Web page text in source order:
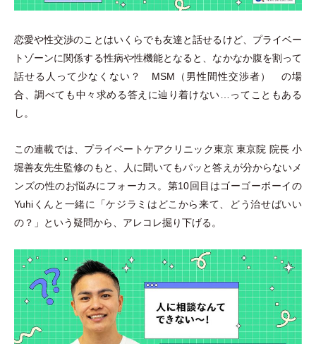
恋愛や性交渉のことはいくらでも友達と話せるけど、プライベー
トゾーンに関係する性病や性機能となると、なかなか腹を割って
話せる人って少なくない？ MSM （ 男性間性交渉者）
の場
合、調べても中々求める答えに辿り着けない…ってこともある
し。
この連載では、プライベートケアクリニック東京 東京院 院長 小
堀善友先生監修のもと、人に聞いてもパッと答えが分からないメ
ンズの性のお悩みにフォーカス。第10回目はゴーゴーボーイの
Yuhiくんと一緒に
「ケジラミはどこから来て、どう治せばいい
の？ 」 という疑問から、アレコレ掘り下げる。